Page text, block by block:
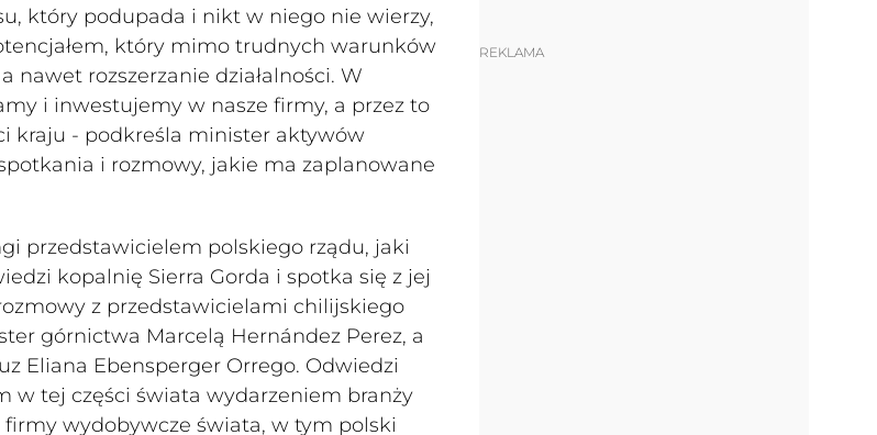
który podupada i nikt w niego nie wierzy,
który mimo trudnych warunków
nawet rozszerzanie działalności. W
i inwestujemy w nasze firmy, a przez to
kraju - podkreśla minister aktywów
i rozmowy, jakie ma zaplanowane
przedstawicielem polskiego rządu, jaki
kopalnię Sierra Gorda i spotka się z jej
z przedstawicielami chilijskiego
górnictwa Marcelą Hernández Perez, a
Eliana Ebensperger Orrego. Odwiedzi
w tej części świata wydarzeniem branży
wydobywcze świata, w tym polski
REKLAMA